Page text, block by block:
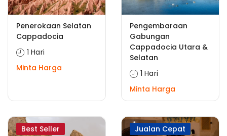
Penerokaan Selatan
Cappadocia
1 Hari
Minta Harga
Pengembaraan
Gabungan
Cappadocia Utara &
Selatan
1 Hari
Minta Harga
Best Seller Jualan Cepat